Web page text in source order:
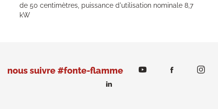
de 50 centimètres, puissance d'utilisation nominale 8,7
kW
nous suivre #fonte-flamme